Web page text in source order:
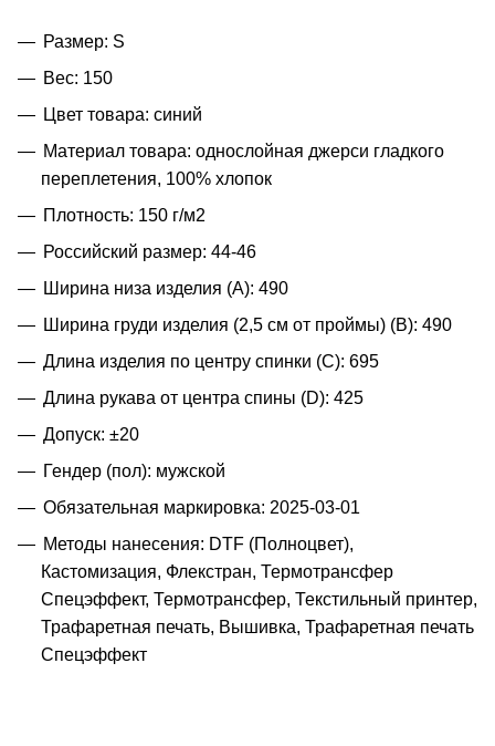
Размер: S
Вес: 150
Цвет товара: синий
Материал товара: однослойная джерси гладкого
переплетения, 100% хлопок
Плотность: 150 г/м2
Российский размер: 44-46
Ширина низа изделия (A): 490
Ширина груди изделия (2,5 см от проймы) (B): 490
Длина изделия по центру спинки (C): 695
Длина рукава от центра спины (D): 425
Допуск: ±20
Гендер (пол): мужской
Обязательная маркировка: 2025-03-01
Методы нанесения: DTF (Полноцвет),
Кастомизация, Флекстран, Термотрансфер
Спецэффект, Термотрансфер, Текстильный принтер,
Трафаретная печать, Вышивка, Трафаретная печать
Спецэффект